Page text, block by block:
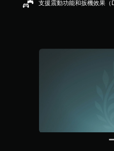
分
支援震動功能和扳機效果（